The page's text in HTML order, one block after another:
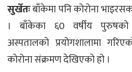
सुर्खेतःबाँकेमा पनि कोरोना
। बाँकेका ६0 वर्षीय पुरुषको
अस्पतालको प्रयोगशालामा
कोरोना संक्रमण देखिएको हो ।